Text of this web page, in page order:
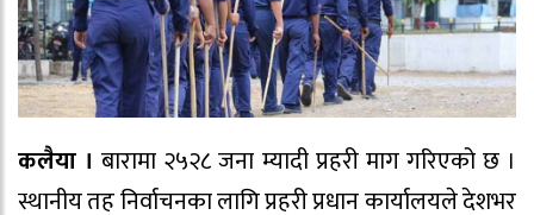
कलैया । बारामा २५२८ जना म्यादी प्रहरी माग गरिएको छ ।
स्थानीय तह निर्वाचनका लागि प्रहरी प्रधान कार्यालयले देशभर